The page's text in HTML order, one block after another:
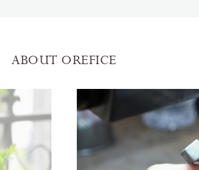
ABOUT OREFICE